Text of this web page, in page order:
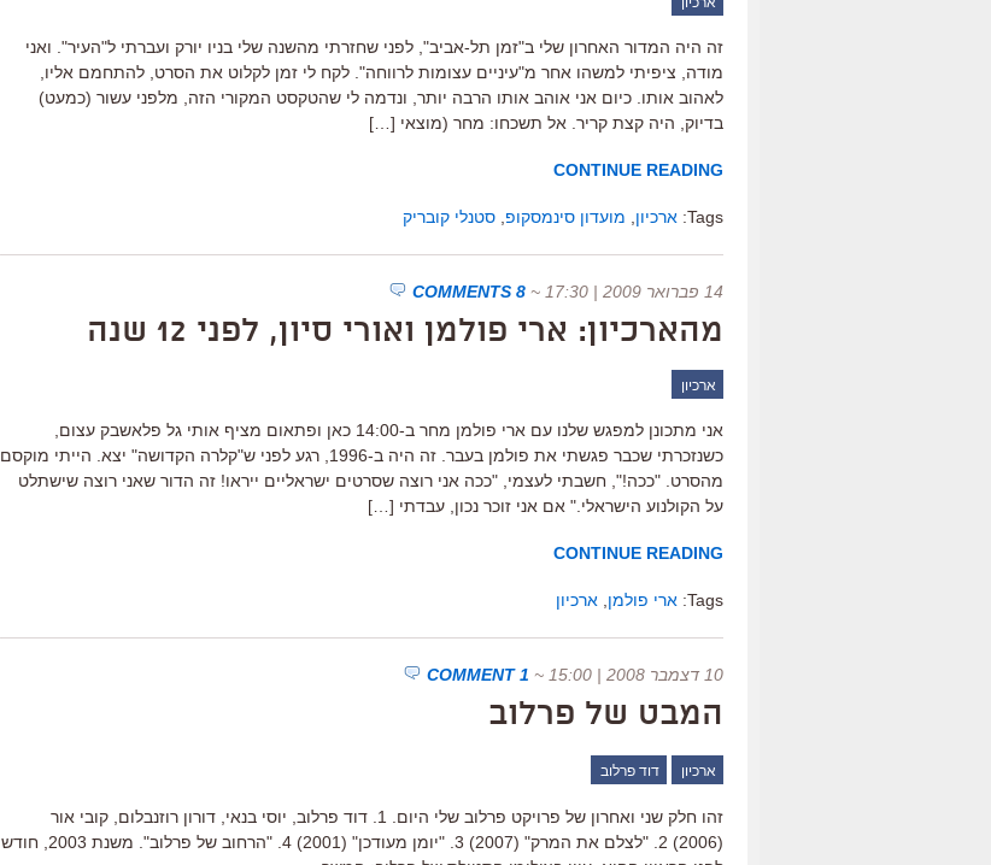
זה היה המדור האחרון שלי ב"זמן תל-אביב", לפני שחזרתי מהשנה שלי בניו יורק ועברתי ל"העיר". ואני
מודה, ציפיתי למשהו אחר מ"עיניים עצומות לרווחה". לקח לי זמן לקלוט את הסרט, להתחמם אליו,
לאהוב אותו. כיום אני אוהב אותו הרבה יותר, ונדמה לי שהטקסט המקורי הזה, מלפני עשור (כמעט)
בדיוק, היה קצת קריר. אל תשכחו: מחר (מוצאי […]
CONTINUE READING
Tags: ארכיון מועדון סינמסקופ סטנלי קובריק
14 פברואר 2009 | 17:30 ~
8 COMMENTS
מהארכיון: ארי פולמן ואורי סיון, לפני 12 שנה
ארכיון
אני מתכונן למפגש שלנו עם ארי פולמן מחר ב-14:00 כאן ופתאום מציף אותי גל פלאשבק עצום,
כשנזכרתי שכבר פגשתי את פולמן בעבר. זה היה ב-1996, רגע לפני ש"קלרה הקדושה" יצא. הייתי מוקסם
מהסרט. "ככה!", חשבתי לעצמי, "ככה אני רוצה שסרטים ישראליים ייראו! זה הדור שאני רוצה שישתלט
על הקולנוע הישראלי." אם אני זוכר נכון, עבדתי […]
CONTINUE READING
Tags: ארי פולמן ארכיון
10 דצמבר 2008 | 15:00 ~
1 COMMENT
המבט של פרלוב
ארכיון דוד פרלוב
זהו חלק שני ואחרון של פרויקט פרלוב שלי היום. 1. דוד פרלוב, יוסי בנאי, דורון רוזנבלום, קובי אור
(2006) 2. "לצלם את המרק" (2007) 3. "יומן מעודכן" (2001) 4. "הרחוב של פרלוב". משנת 2003, חודש